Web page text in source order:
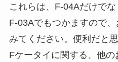
これらは、F-04Aだけでな
F-03Aでもつかますので
みてください。便利だと思
Fケータイに関する、他